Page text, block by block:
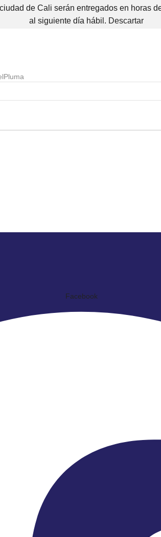
de Cali serán entregados en horas
al siguiente día hábil. Descartar
Pluma
Facebook